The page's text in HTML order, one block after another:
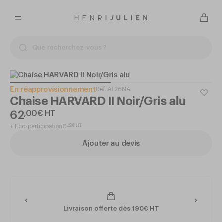
En réapprovisionnementRéf. AT26NA
Chaise HARVARD II Noir/Gris alu
62,00€ HT
+ Eco-participation0 ,28€ HT
Ajouter au devis
Livraison offerte dès 190€ HT